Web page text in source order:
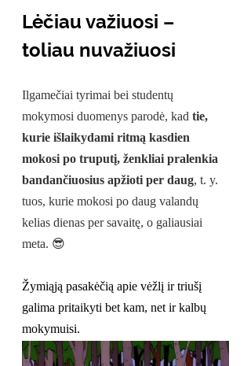
Lėčiau važiuosi –
toliau nuvažiuosi
Ilgamečiai tyrimai bei studentų
mokymosi duomenys parodė, kad tie,
kurie išlaikydami ritmą kasdien
mokosi po truputį, ženkliai pralenkia
bandančiuosius apžioti per daug, t. y.
tuos, kurie mokosi po daug valandų
kelias dienas per savaitę, o galiausiai
meta. 😎
Žymiąją pasakėčią apie vėžlį ir triušį
galima pritaikyti bet kam, net ir kalbų
mokymuisi.